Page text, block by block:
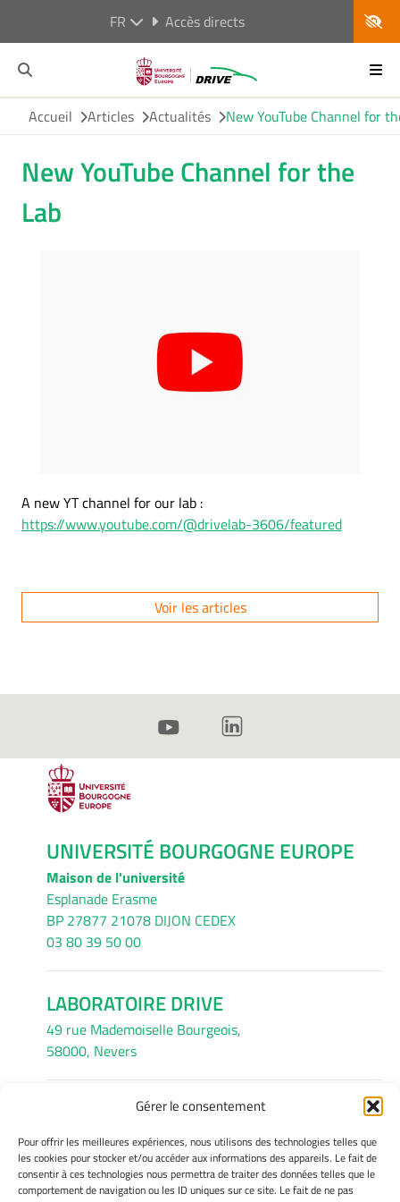
Gérer le consentement
Pour offrir les meilleures expériences, nous utilisons des technologies telles que
les cookies pour stocker et/ou accéder aux informations des appareils. Le fait de
consentir à ces technologies nous permettra de traiter des données telles que le
comportement de navigation ou les ID uniques sur ce site. Le fait de ne pas
FR Accès directs
Accueil Articles Actualités New YouTube Channel for
New YouTube Channel for the
Lab
A new YT channel for our lab :
https://www.youtube.com/@drivelab-3606/featured
Voir les articles
UNIVERSITÉ BOURGOGNE EUROPE
Maison de l'université
Esplanade Erasme
BP 27877 21078 DIJON CEDEX
03 80 39 50 00
LABORATOIRE DRIVE
49 rue Mademoiselle Bourgeois,
58000, Nevers
INFORMATIONS LÉGALES
Mentions légales
Gérer mes cookies